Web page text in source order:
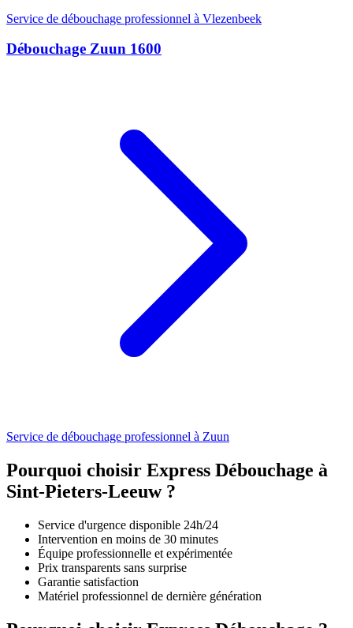
Service de débouchage professionnel à Vlezenbeek
Débouchage Zuun 1600
Service de débouchage professionnel à Zuun
Pourquoi choisir Express Débouchage à
Sint-Pieters-Leeuw ?
Service d'urgence disponible 24h/24
Intervention en moins de 30 minutes
Équipe professionnelle et expérimentée
Prix transparents sans surprise
Garantie satisfaction
Matériel professionnel de dernière génération